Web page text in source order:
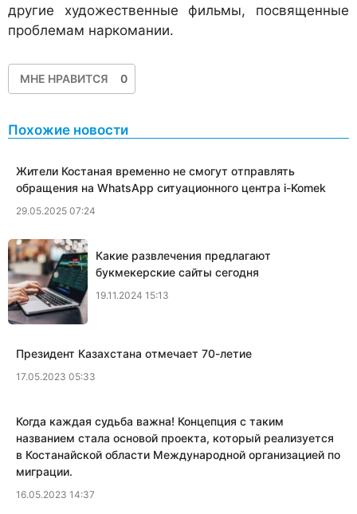
другие художественные фильмы, посвященные
проблемам наркомании.
МНЕ НРАВИТСЯ 0
Похожие новости
Жители Костаная временно не смогут отправлять
обращения на WhatsApp ситуационного центра i-Komek
29.05.2025 07:24
Какие развлечения предлагают
букмекерские сайты сегодня
19.11.2024 15:13
Президент Казахстана отмечает 70-летие
17.05.2023 05:33
Когда каждая судьба важна! Концепция с таким
названием стала основой проекта, который реализуется
в Костанайской области Международной организацией по
миграции.
16.05.2023 14:37